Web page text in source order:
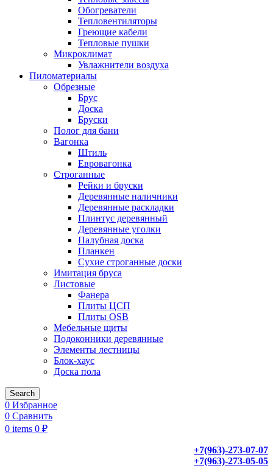
Обогреватели
Тепловентиляторы
Греющие кабели
Тепловые пушки
Микроклимат
Увлажнители воздуха
Пиломатериалы
Обрезные
Брус
Доска
Бруски
Полог для бани
Вагонка
Штиль
Евровагонка
Строганные
Рейки и бруски
Деревянные наличники
Деревянные раскладки
Плинтус деревянный
Деревянные уголки
Палубная доска
Планкен
Сухие строганные доски
Имитация бруса
Листовые
Фанера
Плиты ЦСП
Плиты OSB
Мебельные щиты
Подоконники деревянные
Элементы лестницы
Блок-хаус
Доска пола
Search
0 Избранное
0 Сравнить
0 items 0 ₽
+7(963)-273-07-07
+7(963)-273-05-05